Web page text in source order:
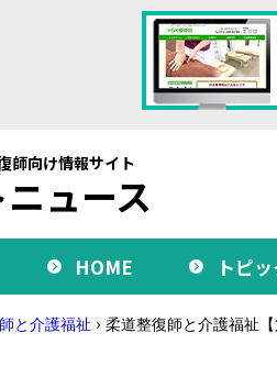
師向け情報サイト
ュース
HOME トピ
と介護福祉 › 柔道整復師と介護福祉